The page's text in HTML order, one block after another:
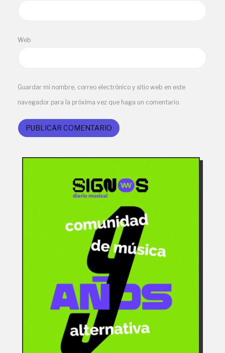
Web
Guardar mi nombre, correo electrónico y sitio web en este
navegador para la próxima vez que haga un comentario.